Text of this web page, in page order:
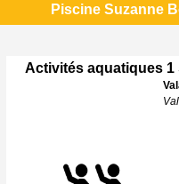
Piscine Suzanne
Activités aquatiques 1